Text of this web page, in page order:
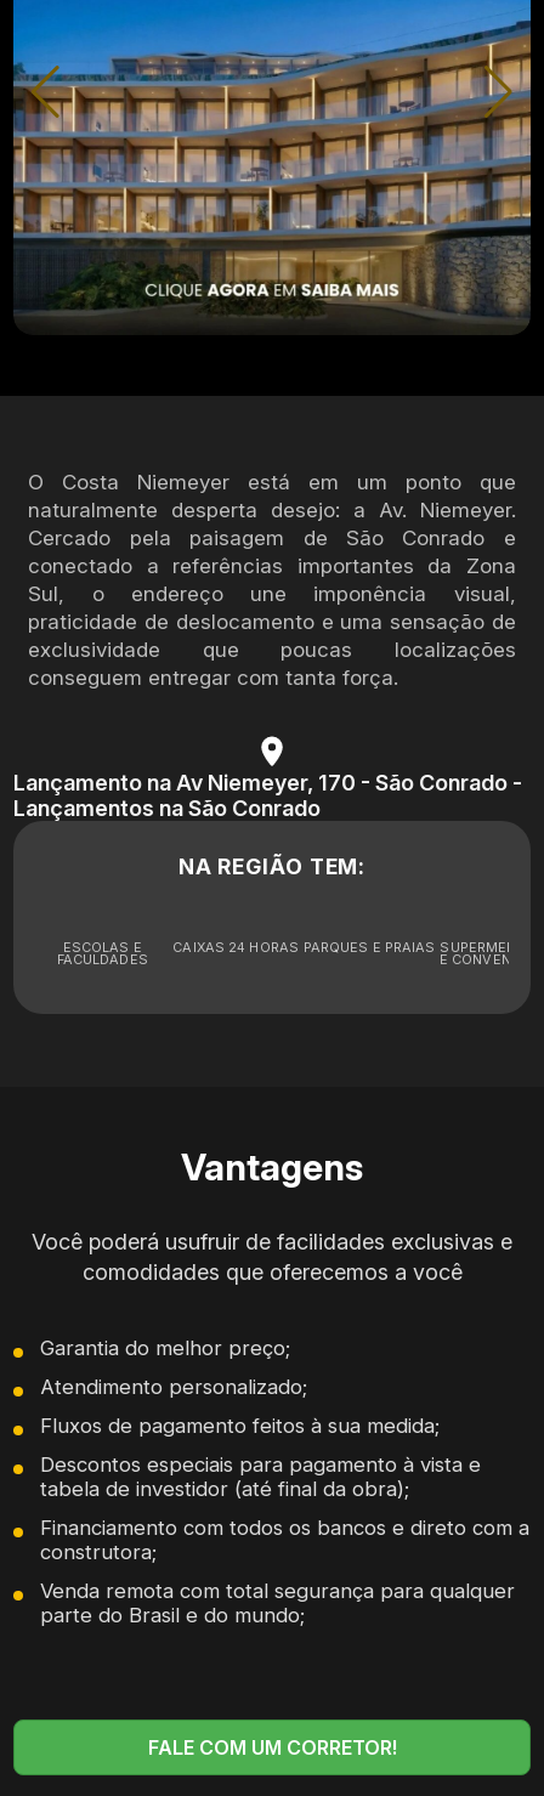
O Costa Niemeyer está em um ponto que
naturalmente desperta desejo: a Av. Niemeyer.
Cercado pela paisagem de São Conrado e
conectado a referências importantes da Zona
Sul, o endereço une imponência visual,
praticidade de deslocamento e uma sensação de
exclusividade que poucas localizações
conseguem entregar com tanta força.
Lançamento na Av Niemeyer, 170 - São Conrado -
Lançamentos na São Conrado
NA REGIÃO TEM:
ESCOLAS E
FACULDADES
CAIXAS 24 HORAS PARQUES E PRAIAS
E
Vantagens
Você poderá usufruir de facilidades exclusivas e
comodidades que oferecemos a você
Garantia do melhor preço;
Atendimento personalizado;
Fluxos de pagamento feitos à sua medida;
Descontos especiais para pagamento à vista e
tabela de investidor (até final da obra);
Financiamento com todos os bancos e direto com a
construtora;
Venda remota com total segurança para qualquer
parte do Brasil e do mundo;
FALE COM UM CORRETOR!